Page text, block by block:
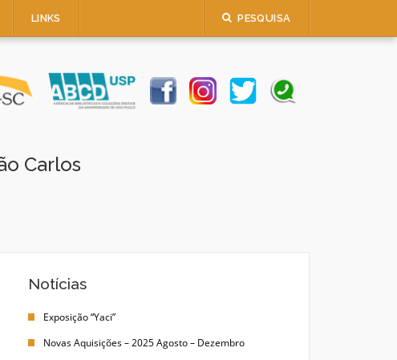
LINKS PESQUISA
Carlos
Notícias
Exposição “Yaci”
Novas Aquisições – 2025 Agosto – Dezembro